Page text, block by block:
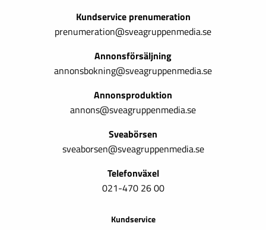
Kundservice prenumeration
prenumeration@sveagruppenmedia.se
Annonsförsäljning
annonsbokning@sveagruppenmedia.se
Annonsproduktion
annons@sveagruppenmedia.se
Sveabörsen
sveaborsen@sveagruppenmedia.se
Telefonväxel
021-470 26 00
Kundservice